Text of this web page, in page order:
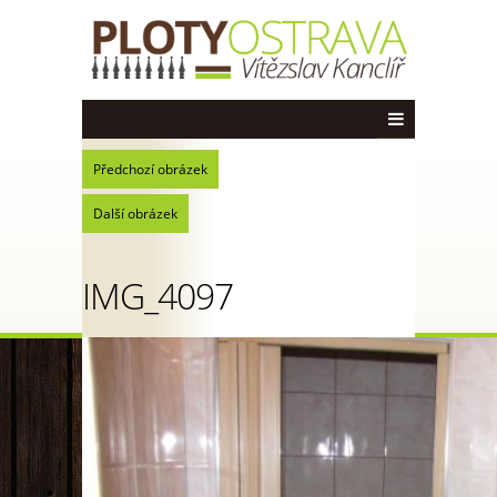
Předchozí obrázek
Další obrázek
IMG_4097